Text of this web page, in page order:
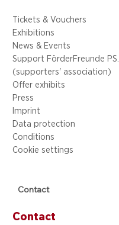
Tickets & Vouchers
Exhibitions
News & Events
Support FörderFreunde
(supporters' association)
Offer exhibits
Press
Imprint
Data protection
Conditions
Cookie settings
Contact
Contact